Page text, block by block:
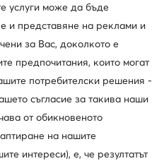
Jenny Fairy
Wish
DC Shoes
Skechers
услуги може да бъде
и представяне на реклами и
за Вас, доколкото е
предпочитания, които могат
потребителски решения -
съгласие за такива наши
от обикновеното
на нашите
интереси), е, че резултатът